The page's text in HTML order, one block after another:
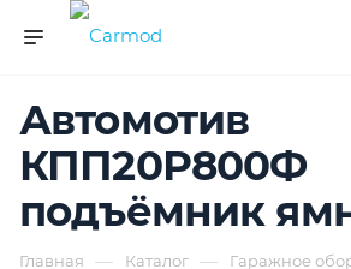
Автомотив
КПП20Р800Ф
подъёмник
Главная — Каталог — Гаражное